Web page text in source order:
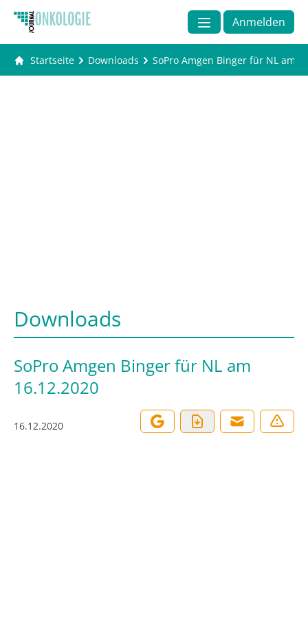
Anmelden
Startseite Downloads SoPro Amgen Binger für NL am
Downloads
SoPro Amgen Binger für NL am
16.12.2020
16.12.2020